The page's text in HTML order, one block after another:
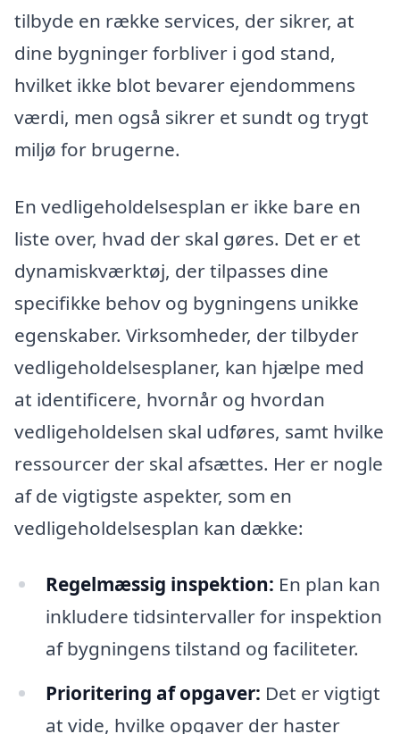
tilbyde en række services, der sikrer, at
dine bygninger forbliver i god stand,
hvilket ikke blot bevarer ejendommens
værdi, men også sikrer et sundt og trygt
miljø for brugerne.
En vedligeholdelsesplan er ikke bare en
liste over, hvad der skal gøres. Det er et
dynamiskværktøj, der tilpasses dine
specifikke behov og bygningens unikke
egenskaber. Virksomheder, der tilbyder
vedligeholdelsesplaner, kan hjælpe med
at identificere, hvornår og hvordan
vedligeholdelsen skal udføres, samt hvilke
ressourcer der skal afsættes. Her er nogle
af de vigtigste aspekter, som en
vedligeholdelsesplan kan dække:
Regelmæssig inspektion: En plan kan
inkludere tidsintervaller for inspektion
af bygningens tilstand og faciliteter.
Prioritering af opgaver: Det er vigtigt
at vide, hvilke opgaver der haster